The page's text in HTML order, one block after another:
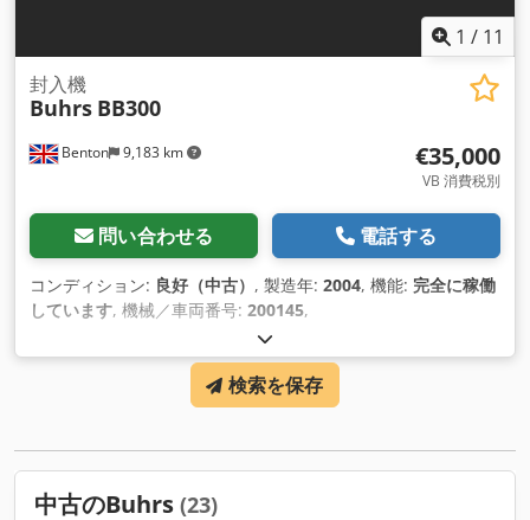
の数値は拘束力を持つものでも、契約の一部となるものでもあ
りま せ ん。
1 / 11
Benton 9,183 km
封入機
Buhrs BB300
€35,000
VB 消費税別
問い合わせる 電話する
コンディション: 良好（中古） , 製造年: 2004, 機能: 完全に稼働
しています, 機械／車両番号: 200145,
検索を保存
中古のBuhrs (23)